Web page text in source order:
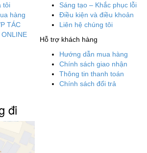
tôi
hàng
TÁC
ONLINE
Sáng tạo – Khắc phục lỗi
Điều kiện và điều khoản
Liên hệ chúng tôi
Hỗ trợ khách hàng
Hướng dẫn mua hàng
Chính sách giao nhận
Thông tin thanh toán
Chính sách đổi trả
đi